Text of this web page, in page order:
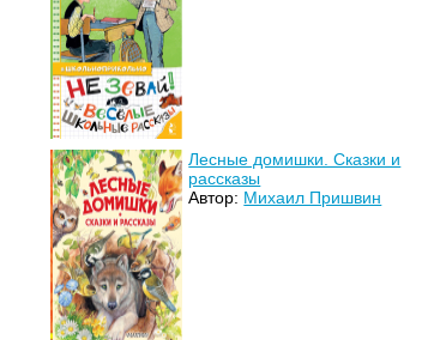
Лесные домишки. Сказки и
рассказы
Автор: Михаил Пришвин